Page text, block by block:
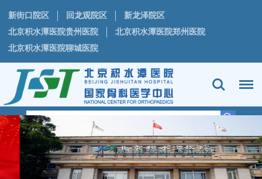
新街口院区 回龙观院区
新龙泽院区
北京积水潭医院贵州医院
北京积水潭医院郑州医院
北京积水潭医院聊城医院